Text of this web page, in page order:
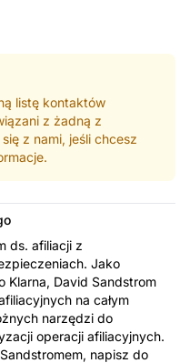
listę kontaktów
z żadną z
z nami, jeśli chcesz
ds. afiliacji z
Jako
Klarna, David Sandstrom
na całym
narzędzi do
operacji afiliacyjnych.
napisz do